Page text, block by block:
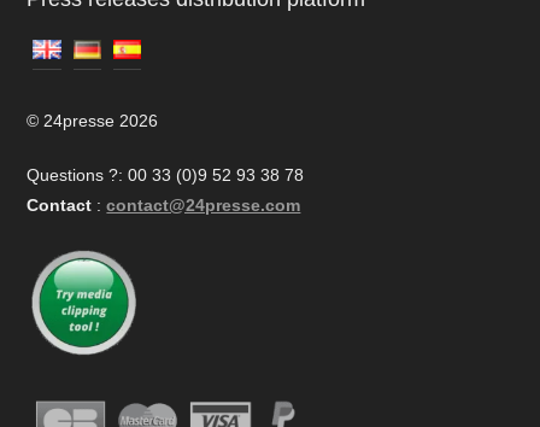
© 24presse 2026
Questions ?: 00 33 (0)9 52 93 38 78
Contact : contact@24presse.com